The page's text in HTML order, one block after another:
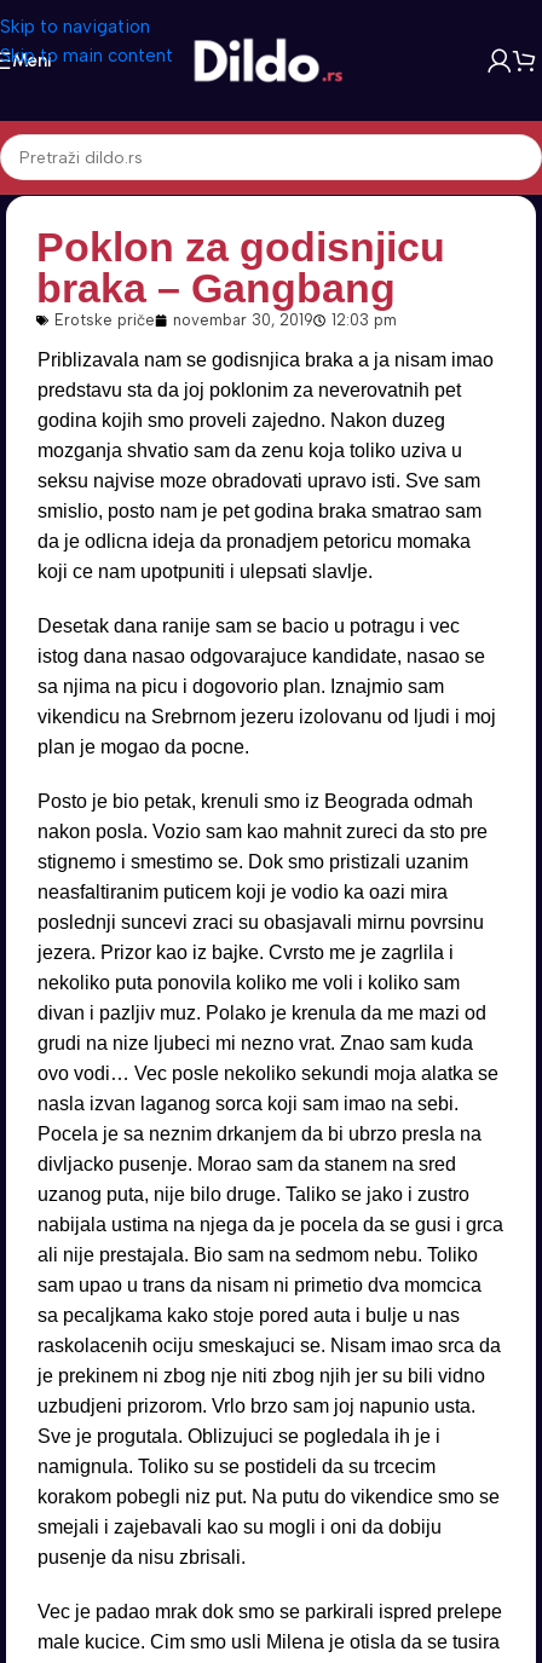
Skip to navigation
Skip to main content
Meni
Poklon za godisnjicu
braka – Gangbang
Erotske priče novembar 30, 2019 12:03 pm
Priblizavala nam se godisnjica braka a ja nisam imao
predstavu sta da joj poklonim za neverovatnih pet
godina kojih smo proveli zajedno. Nakon duzeg
mozganja shvatio sam da zenu koja toliko uziva u
seksu najvise moze obradovati upravo isti. Sve sam
smislio, posto nam je pet godina braka smatrao sam
da je odlicna ideja da pronadjem petoricu momaka
koji ce nam upotpuniti i ulepsati slavlje.
Desetak dana ranije sam se bacio u potragu i vec
istog dana nasao odgovarajuce kandidate, nasao se
sa njima na picu i dogovorio plan. Iznajmio sam
vikendicu na Srebrnom jezeru izolovanu od ljudi i moj
plan je mogao da pocne.
Posto je bio petak, krenuli smo iz Beograda odmah
nakon posla. Vozio sam kao mahnit zureci da sto pre
stignemo i smestimo se. Dok smo pristizali uzanim
neasfaltiranim puticem koji je vodio ka oazi mira
poslednji suncevi zraci su obasjavali mirnu povrsinu
jezera. Prizor kao iz bajke. Cvrsto me je zagrlila i
nekoliko puta ponovila koliko me voli i koliko sam
divan i pazljiv muz. Polako je krenula da me mazi od
grudi na nize ljubeci mi nezno vrat. Znao sam kuda
ovo vodi… Vec posle nekoliko sekundi moja alatka se
nasla izvan laganog sorca koji sam imao na sebi.
Pocela je sa neznim drkanjem da bi ubrzo presla na
divljacko pusenje. Morao sam da stanem na sred
uzanog puta, nije bilo druge. Taliko se jako i zustro
nabijala ustima na njega da je pocela da se gusi i grca
ali nije prestajala. Bio sam na sedmom nebu. Toliko
sam upao u trans da nisam ni primetio dva momcica
sa pecaljkama kako stoje pored auta i bulje u nas
raskolacenih ociju smeskajuci se. Nisam imao srca da
je prekinem ni zbog nje niti zbog njih jer su bili vidno
uzbudjeni prizorom. Vrlo brzo sam joj napunio usta.
Sve je progutala. Oblizujuci se pogledala ih je i
namignula. Toliko su se postideli da su trcecim
korakom pobegli niz put. Na putu do vikendice smo se
smejali i zajebavali kao su mogli i oni da dobiju
pusenje da nisu zbrisali.
Vec je padao mrak dok smo se parkirali ispred prelepe
male kucice. Cim smo usli Milena je otisla da se tusira